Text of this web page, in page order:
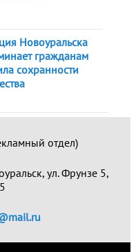
Новоуральска
гражданам
сохранности
отдел)
ул. Фрунзе 5,